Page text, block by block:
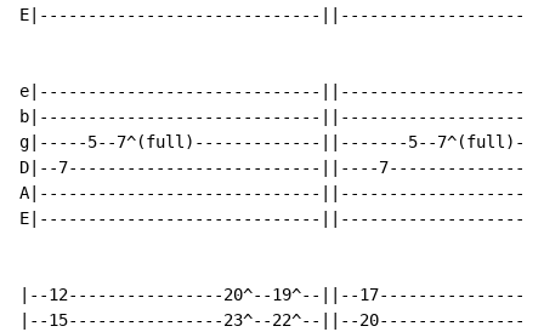
E|-----------------------------
e|-----------------------------||-------------------
b|-----------------------------||-------------------
g|-----5--7^(full)-------------||-------5--
D|--7--------------------------||----
A|-----------------------------
E|-----------------------------
|--12----------------20^--19^--||--17-----------------
|--15----------------23^--22^--||--20-----------------